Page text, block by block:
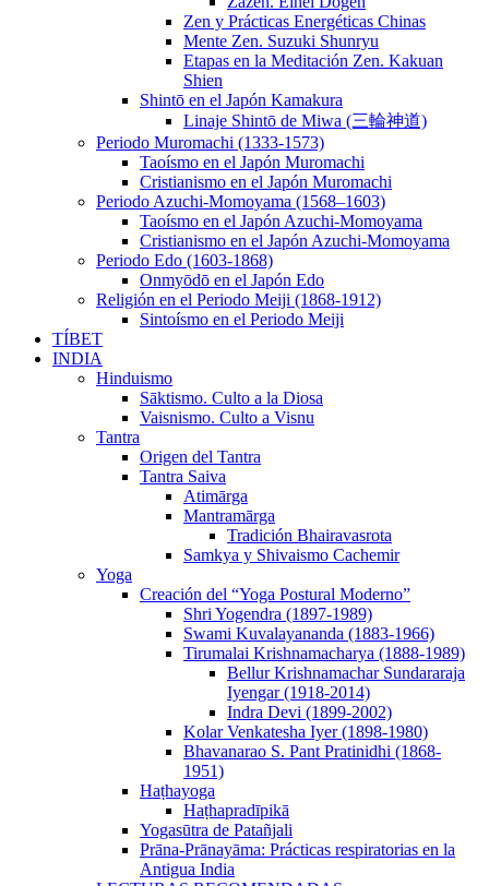
Zen y Prácticas Energéticas Chinas
Mente Zen. Suzuki Shunryu
Etapas en la Meditación Zen. Kakuan
Shien
Shintō en el Japón Kamakura
Linaje Shintō de Miwa (三輪神道)
Periodo Muromachi (1333-1573)
Taoísmo en el Japón Muromachi
Cristianismo en el Japón Muromachi
Periodo Azuchi-Momoyama (1568–1603)
Taoísmo en el Japón Azuchi-Momoyama
Cristianismo en el Japón Azuchi-Momoyama
Periodo Edo (1603-1868)
Onmyōdō en el Japón Edo
Religión en el Periodo Meiji (1868-1912)
Sintoísmo en el Periodo Meiji
TÍBET
INDIA
Hinduismo
Sāktismo. Culto a la Diosa
Vaisnismo. Culto a Visnu
Tantra
Origen del Tantra
Tantra Saiva
Atimārga
Mantramārga
Tradición Bhairavasrota
Samkya y Shivaismo Cachemir
Yoga
Creación del “Yoga Postural Moderno”
Shri Yogendra (1897-1989)
Swami Kuvalayananda (1883-1966)
Tirumalai Krishnamacharya (1888-1989)
Bellur Krishnamachar Sundararaja
Iyengar (1918-2014)
Indra Devi (1899-2002)
Kolar Venkatesha Iyer (1898-1980)
Bhavanarao S. Pant Pratinidhi (1868-
1951)
Haṭhayoga
Haṭhapradīpikā
Yogasūtra de Patañjali
Prāna-Prānayāma: Prácticas respiratorias en la
Antigua India